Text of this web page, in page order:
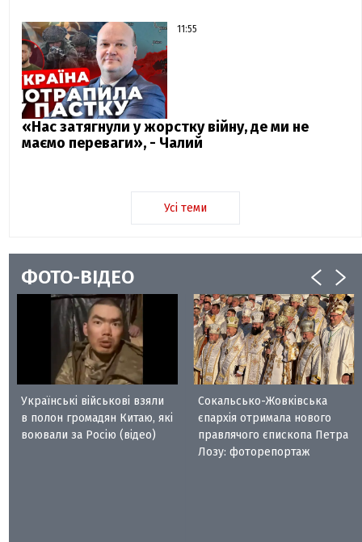
11:55
«Нас затягнули у жорстку війну, де ми не
маємо переваги», - Чалий
Усі теми
ФОТО-ВІДЕО
Українські військові взяли
в полон громадян Китаю, які
воювали за Росію (відео)
Сокальсько-Жовківська
єпархія отримала нового
правлячого єпископа Петра
Лозу: фоторепортаж